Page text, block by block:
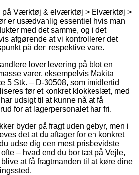
på Værktøj & elværktøj > Elværktøj >
er usædvanlig essentiel hvis man
med det samme, og i det
afgørende at vi kontrollerer det
på den respektive vare.
lover levering på blot en
varer, eksempelvis Makita
5 Stk. – D-30508, som imidlertid
før et konkret klokkeslæt, med
udsigt til at kunne nå at få
for at lagerpersonalet har fri.
byder på fragt uden gebyr, men i
det at du aftager for en konkret
udse dig den mest prisbevidste
– hvad end du bor tæt på Vejle,
at få fragtmanden til at køre dine